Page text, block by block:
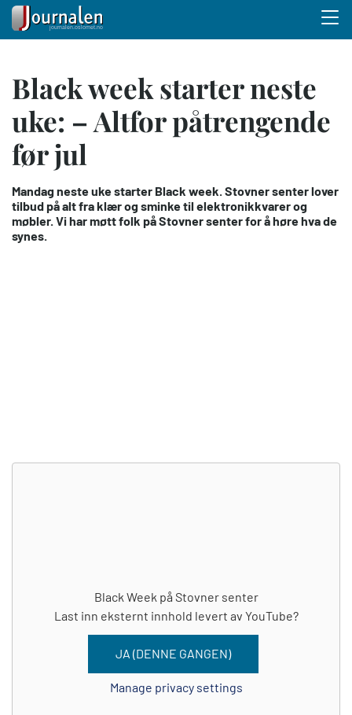
hovedinnhold
Black week starter neste
uke: – Altfor påtrengende
før jul
Mandag neste uke starter Black week. Stovner senter lover
tilbud på alt fra klær og sminke til elektronikkvarer og
møbler. Vi har møtt folk på Stovner senter for å høre hva de
synes.
Black Week på Stovner senter
Last inn eksternt innhold levert av YouTube?
JA (DENNE GANGEN)
Manage privacy settings